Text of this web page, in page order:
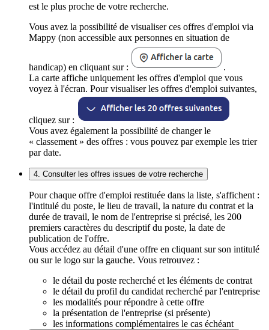
est le plus proche de votre recherche.
Vous avez la possibilité de visualiser ces offres d'emploi via
Mappy (non accessible aux personnes en situation de
handicap) en cliquant sur :
.
La carte affiche uniquement les offres d'emploi que vous
voyez à l'écran. Pour visualiser les offres d'emploi suivantes,
cliquez sur :
Vous avez également la possibilité de changer le
« classement » des offres : vous pouvez par exemple les trier
par date.
4. Consulter les offres issues de votre recherche
Pour chaque offre d'emploi restituée dans la liste, s'affichent :
l'intitulé du poste, le lieu de travail, la nature du contrat et la
durée de travail, le nom de l'entreprise si précisé, les 200
premiers caractères du descriptif du poste, la date de
publication de l'offre.
Vous accédez au détail d'une offre en cliquant sur son intitulé
ou sur le logo sur la gauche. Vous retrouvez :
le détail du poste recherché et les éléments de contrat
le détail du profil du candidat recherché par l'entreprise
les modalités pour répondre à cette offre
la présentation de l'entreprise (si présente)
les informations complémentaires le cas échéant